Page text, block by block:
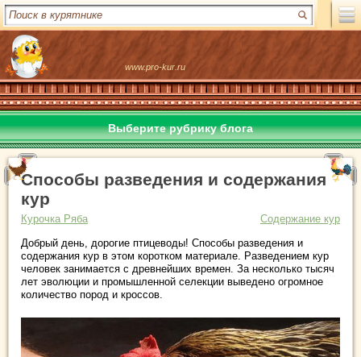
www.pro-kur.ru
Выберите рубрику блога
Способы разведения и содержания
кур
Курочка Ряба
Содержание кур
Добрый день, дорогие птицеводы! Способы разведения и
содержания кур в этом коротком материале. Разведением кур
человек занимается с древнейших времен. За несколько тысяч
лет эволюции и промышленной селекции выведено огромное
количество пород и кроссов.